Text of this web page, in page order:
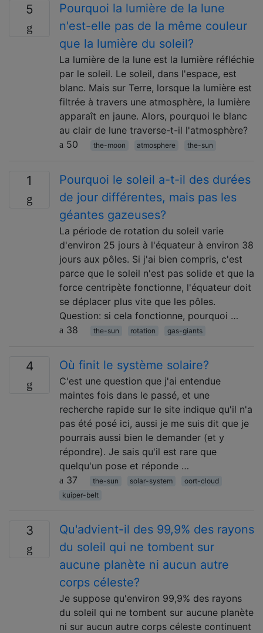
5
Pourquoi la lumière de la lune
n'est-elle pas de la même couleur
que la lumière du soleil?
La lumière de la lune est la lumière réfléchie
par le soleil. Le soleil, dans l'espace, est
blanc. Mais sur Terre, lorsque la lumière est
filtrée à travers une atmosphère, la lumière
apparaît en jaune. Alors, pourquoi le blanc
au clair de lune traverse-t-il l'atmosphère?
50
the-moon atmosphere the-sun
1
Pourquoi le soleil a-t-il des durées
de jour différentes, mais pas les
géantes gazeuses?
La période de rotation du soleil varie
d'environ 25 jours à l'équateur à environ 38
jours aux pôles. Si j'ai bien compris, c'est
parce que le soleil n'est pas solide et que la
force centripète fonctionne, l'équateur doit
se déplacer plus vite que les pôles.
Question: si cela fonctionne, pourquoi …
38
the-sun rotation gas-giants
4 Où finit le système solaire?
C'est une question que j'ai entendue
maintes fois dans le passé, et une
recherche rapide sur le site indique qu'il n'a
pas été posé ici, aussi je me suis dit que je
pourrais aussi bien le demander (et y
répondre). Je sais qu'il est rare que
quelqu'un pose et réponde …
37
the-sun solar-system
oort-cloud
kuiper-belt
3
Qu'advient-il des 99,9% des rayons
du soleil qui ne tombent sur
aucune planète ni aucun autre
corps céleste?
Je suppose qu'environ 99,9% des rayons
du soleil qui ne tombent sur aucune planète
ni sur aucun autre corps céleste continuent